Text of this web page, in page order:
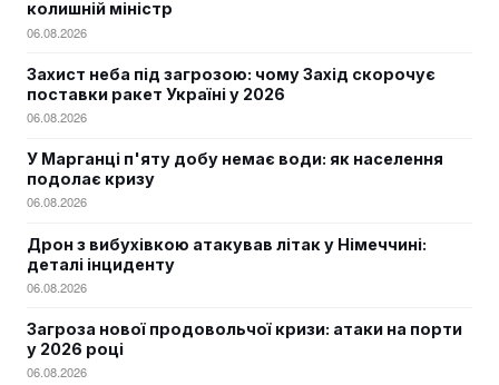
колишній міністр
06.08.2026
Захист неба під загрозою: чому Захід скорочує
поставки ракет Україні у 2026
06.08.2026
У Марганці п'яту добу немає води: як населення
подолає кризу
06.08.2026
Дрон з вибухівкою атакував літак у Німеччині:
деталі інциденту
06.08.2026
Загроза нової продовольчої кризи: атаки на порти
у 2026 році
06.08.2026